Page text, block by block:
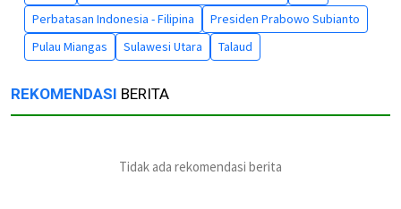
Perbatasan Indonesia - Filipina
Presiden Prabowo Subianto
Pulau Miangas
Sulawesi Utara Talaud
REKOMENDASI BERITA
Tidak ada rekomendasi berita